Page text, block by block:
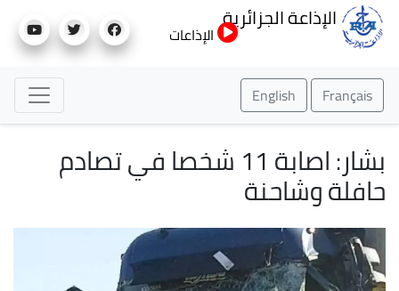
إلى
الإذاعة الجزائرية
الإذاعات
Français
English
بشار: اصابة 11 شخصا في تصادم
حافلة وشاحنة